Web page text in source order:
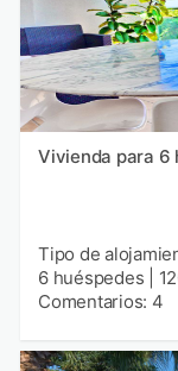
Vivienda para 6
Tipo de
6 huéspedes
Comentarios: 4